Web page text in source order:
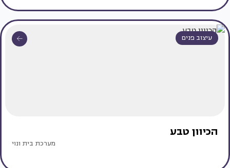
עיצוב פנים
הכיוון טבע
מערכת בית ונוי